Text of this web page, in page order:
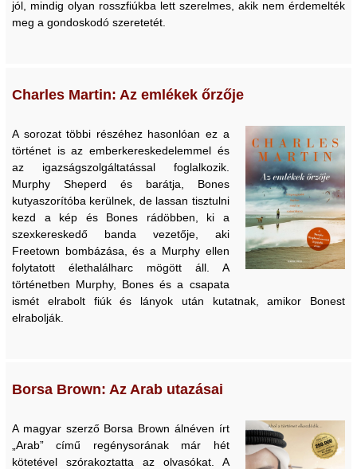
jól, mindig olyan rosszfiúkba lett szerelmes, akik nem érdemelték
meg a gondoskodó szeretetét.
Charles Martin: Az emlékek őrzője
A sorozat többi részéhez hasonlóan ez a
történet is az emberkereskedelemmel és
az igazságszolgáltatással foglalkozik.
Murphy Sheperd és barátja, Bones
kutyaszorítóba kerülnek, de lassan tisztulni
kezd a kép és Bones rádöbben, ki a
szexkereskedő banda vezetője, aki
Freetown bombázása, és a Murphy ellen
folytatott élethalálharc mögött áll. A
történetben Murphy, Bones és a csapata
ismét elrabolt fiúk és lányok után kutatnak, amikor Bonest
elrabolják.
Borsa Brown: Az Arab utazásai
A magyar szerző Borsa Brown álnéven írt
„Arab” című regénysorának már hét
kötetével szórakoztatta az olvasókat. A